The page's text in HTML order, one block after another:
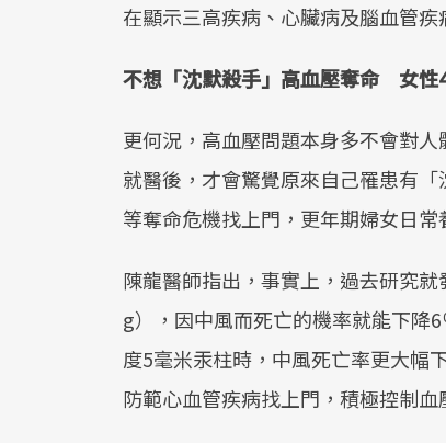
在顯示三高疾病、心臟病及腦血管疾
不想「沈默殺手」高血壓奪命 女性
更何況，高血壓問題本身多不會對
就醫後，才會驚覺原來自己罹患有
等奪命危機找上門，更年期婦女日
陳龍醫師指出，事實上，過去研究
g），因中風而死亡的機率就能下降
度5毫米汞柱時，中風死亡率更大幅
防範心血管疾病找上門，積極控制血